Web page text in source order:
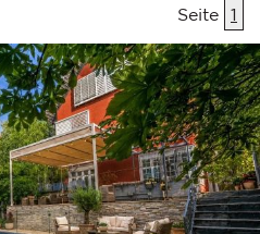
Seite 1